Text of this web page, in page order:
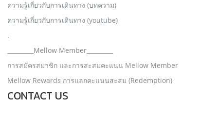
ความรู้เกี่ยวกับการเดินทาง (บทความ)
ความรู้เกี่ยวกับการเดินทาง (youtube)
.
_________Mellow Member_________
การสมัครสมาชิก และการสะสมคะแนน Mellow Member
Mellow Rewards การแลกคะแนนสะสม (Redemption)
CONTACT US